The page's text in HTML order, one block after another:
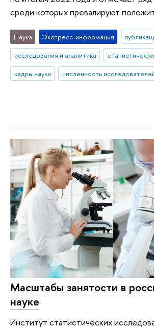
среди которых превалируют
Наука Экспресс-информация
исследования и аналитика
кадры науки
численность
Масштабы занятости в
науке
Институт статистических